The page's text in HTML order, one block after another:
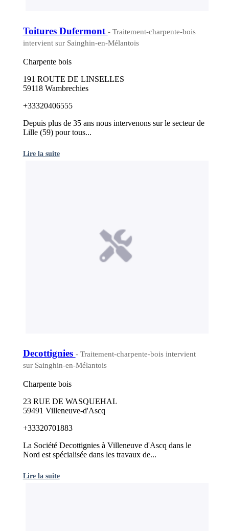
Toitures Dufermont - Traitement-charpente-bois
intervient sur Sainghin-en-Mélantois
Charpente bois
191 ROUTE DE LINSELLES
59118 Wambrechies
+33320406555
Depuis plus de 35 ans nous intervenons sur le secteur de
Lille (59) pour tous...
Lire la suite
Decottignies - Traitement-charpente-bois intervient
sur Sainghin-en-Mélantois
Charpente bois
23 RUE DE WASQUEHAL
59491 Villeneuve-d'Ascq
+33320701883
La Société Decottignies à Villeneuve d'Ascq dans le
Nord est spécialisée dans les travaux de...
Lire la suite